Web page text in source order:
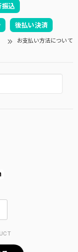
振込
後払い決済
お支払い方法について